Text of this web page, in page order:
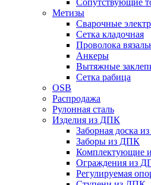
Сопутствующие
Метизы
Сварочные
Сетка кладочная
Проволока
Анкеры
Вытяжные
Сетка рабица
OSB
Распродажа
Рулонная сталь
Изделия из ДПК
Заборная доска
Заборы из ДПК
Комплектующие
Ограждения из
Регулируемая